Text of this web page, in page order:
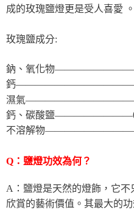
成的玫瑰鹽燈更是受人喜愛 。
玫瑰鹽成分:
鈉、氧化物
鈣
濕氣
鈣、碳酸鹽
不溶解物
Q：鹽燈功效為何？
A：鹽燈是天然的燈飾，它
欣賞的藝術價值。其最大的